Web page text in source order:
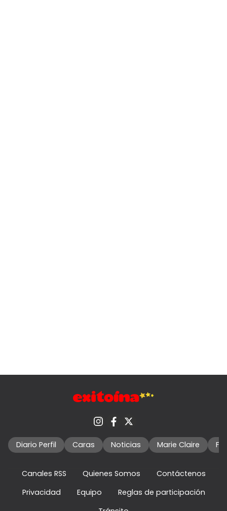
Diario Perfil Caras Noticias Marie Claire
Canales RSS Quienes Somos
Contáctenos
Privacidad
Equipo
Reglas de participación